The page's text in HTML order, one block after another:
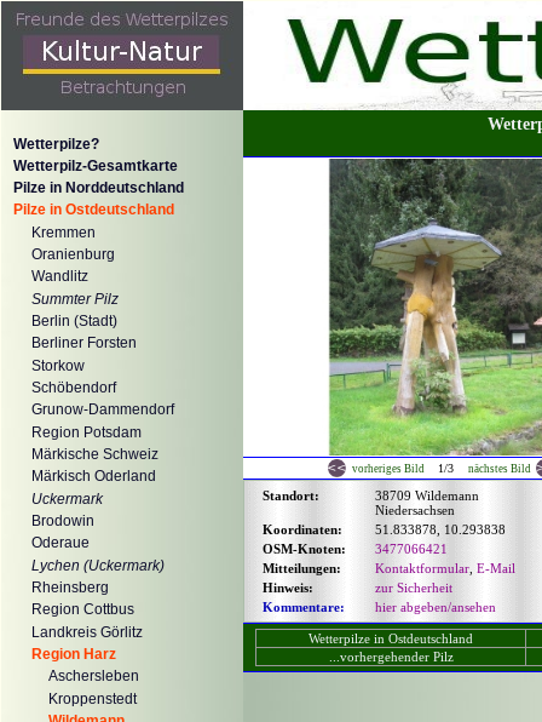
Wetterpilze?
Wetterpilz-Gesamtkarte
Pilze in Norddeutschland
Pilze in Ostdeutschland
Kremmen
Oranienburg
Wandlitz
Summter Pilz
Berlin (Stadt)
Berliner Forsten
Storkow
Schöbendorf
Grunow-Dammendorf
Region Potsdam
Märkische Schweiz
Märkisch Oderland
Uckermark
Brodowin
Oderaue
Lychen (Uckermark)
Rheinsberg
Region Cottbus
Landkreis Görlitz
Region Harz
Aschersleben
Kroppenstedt
vorheriges Bild 1/3 nächstes Bild
Standort:
38709 Wildemann
Niedersachsen
Koordinaten:
51.833878, 10.293838
OSM-Knoten:
3477066421
Mitteilungen:
Kontaktformular E-Mail
Hinweis:
zur Sicherheit
Kommentare:
hier abgeben/ansehen
Wetterpilze in Ostdeutschland
...vorhergehender Pilz